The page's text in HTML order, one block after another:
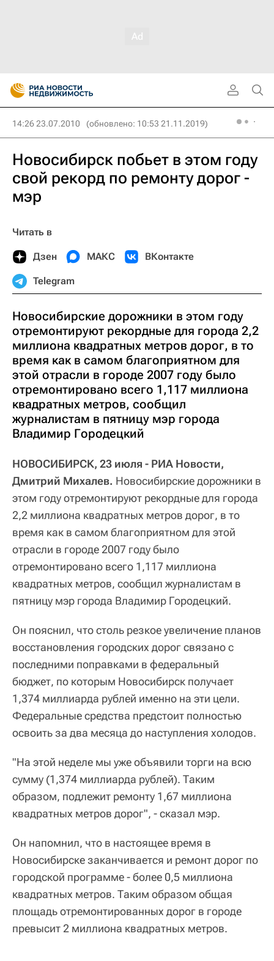
14:26 23.07.2010 (обновлено: 10:53 21.11.2019)
Новосибирск побьет в этом году
свой рекорд по ремонту дорог -
мэр
Читать в
Дзен МАКС ВКонтакте
Telegram
Новосибирские дорожники в этом году
отремонтируют рекордные для города 2,2
миллиона квадратных метров дорог, в то
время как в самом благоприятном для
этой отрасли в городе 2007 году было
отремонтировано всего 1,117 миллиона
квадратных метров, сообщил
журналистам в пятницу мэр города
Владимир Городецкий
НОВОСИБИРСК, 23 июля - РИА Новости,
Дмитрий Михалев. Новосибирские дорожники в
этом году отремонтируют рекордные для города
2,2 миллиона квадратных метров дорог, в то
время как в самом благоприятном для этой
отрасли в городе 2007 году было
отремонтировано всего 1,117 миллиона
квадратных метров, сообщил журналистам в
пятницу мэр города Владимир Городецкий.
Он пояснил, что столь резкое увеличение планов
восстановления городских дорог связано с
последними поправками в федеральный
бюджет, по которым Новосибирск получает
1,374 миллиарда рублей именно на эти цели.
Федеральные средства предстоит полностью
освоить за два месяца до наступления холодов.
"На этой неделе мы уже объявили торги на всю
сумму (1,374 миллиарда рублей). Таким
образом, подлежит ремонту 1,67 миллиона
квадратных метров дорог", - сказал мэр.
Он напомнил, что в настоящее время в
Новосибирске заканчивается и ремонт дорог по
городской программе - более 0,5 миллиона
квадратных метров. Таким образом общая
площадь отремонтированных дорог в городе
превысит 2 миллиона квадратных метров.